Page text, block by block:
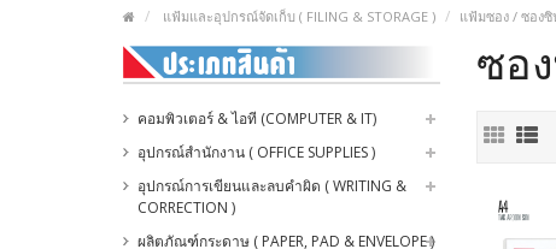
แฟ้มและอุปกรณ์จัดเก็บ ( FILING & STORAGE ) แฟ้มซอง / ซองซิ
คอมพิวเตอร์ & ไอที (COMPUTER & IT)
อุปกรณ์สำนักงาน ( OFFICE SUPPLIES )
อุปกรณ์การเขียนและลบคำผิด ( WRITING &
CORRECTION )
ผลิตภัณฑ์กระดาษ ( PAPER, PAD & ENVELOPE )
ซอ